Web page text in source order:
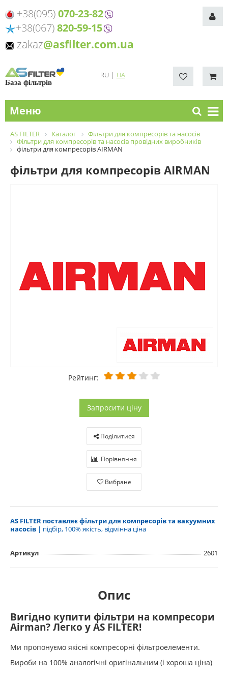
+38(095)070-23-82
+38(067)820-59-15
zakaz@asfilter.com.ua
База фільтрів
RU | UA
Меню
AS FILTER Каталог
Фільтри для компресорів та насосів
Фільтри для компресорів та насосів провідних виробників
фільтри для компресорів AIRMAN
фільтри для компресорів AIRMAN
Рейтинг:
Запросити ціну
Поділитися
Порівняння
Вибране
AS FILTER поставляє фільтри для компресорів та вакуумних
насосів | підбір, 100% якість, відмінна ціна
Артикул 2601
Опис
Вигідно купити фільтри на компресори
Airman? Легко у AS FILTER!
Ми пропонуємо якісні компресорні фільтроелементи.
Вироби на 100% аналогічні оригінальним (і хороша ціна)